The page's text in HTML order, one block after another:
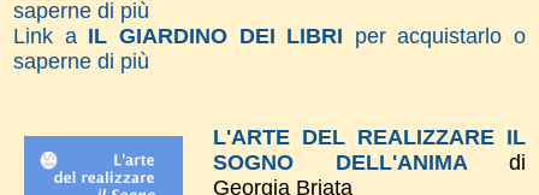
saperne di più
Link a IL GIARDINO DEI LIBRI per acquistarlo o
saperne di più
L'ARTE DEL REALIZZARE IL
SOGNO DELL'ANIMA
di
Georgia Briata